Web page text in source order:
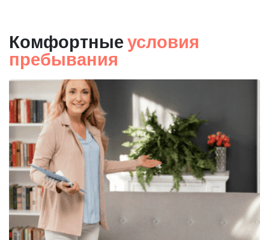
Комфортные условия
пребывания